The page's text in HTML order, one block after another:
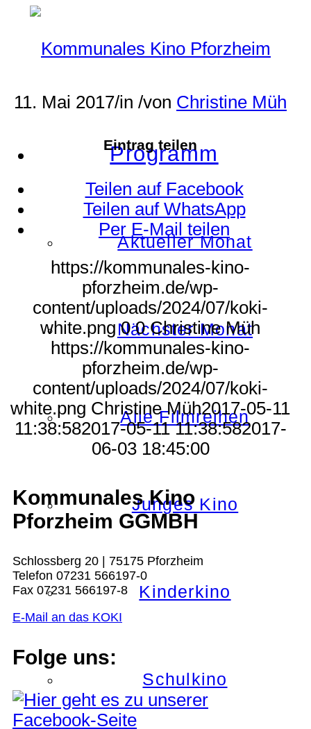
Programm
Aktueller Monat
Nächster Monat
Alle Filmreihen
Junges Kino
Kinderkino
Schulkino
11. Mai 2017/in /von Christine Müh
Eintrag teilen
Teilen auf Facebook
Teilen auf WhatsApp
Per E-Mail teilen
https://kommunales-kino-
pforzheim.de/wp-
content/uploads/2024/07/koki-
white.png 0 0 Christine Müh
https://kommunales-kino-
pforzheim.de/wp-
content/uploads/2024/07/koki-
white.png Christine Müh2017-05-11
11:38:582017-05-11 11:38:582017-
06-03 18:45:00
Kommunales Kino
Pforzheim GGMBH
Schlossberg 20 | 75175 Pforzheim
Telefon 07231 566197-0
Fax 07231 566197-8
E-Mail an das KOKI
Folge uns: